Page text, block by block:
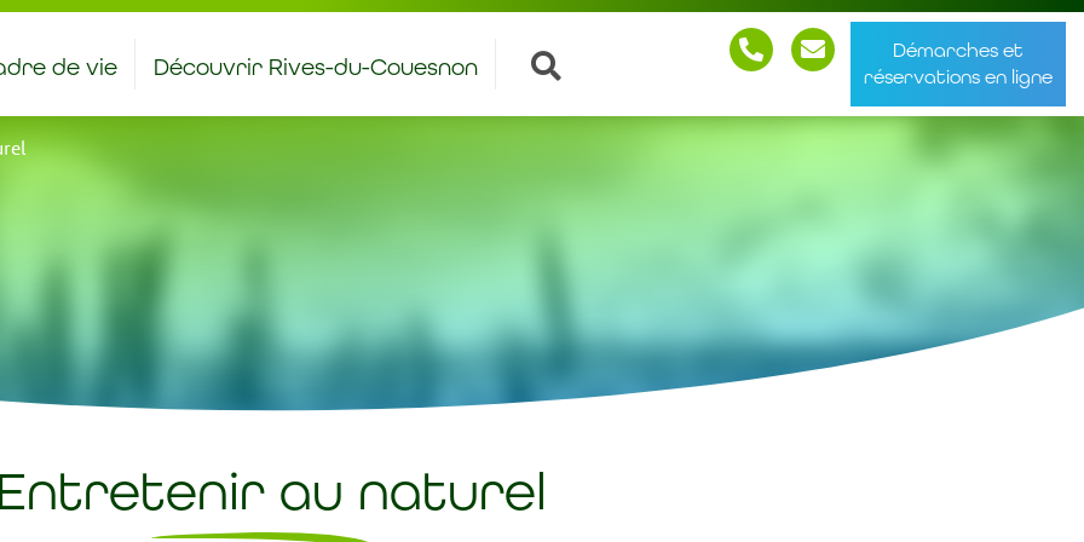
de vie Découvrir Rives-du-Couesnon
Démarches et
réservations en ligne
Entretenir au naturel